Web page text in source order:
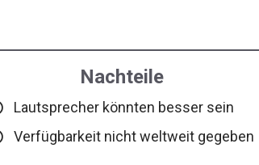
Nachteile
Lautsprecher könnten besser sein
Verfügbarkeit nicht weltweit gegeben